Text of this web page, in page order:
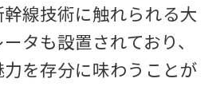
線技術に触れられる大
タも設置されており、
を存分に味わうことが